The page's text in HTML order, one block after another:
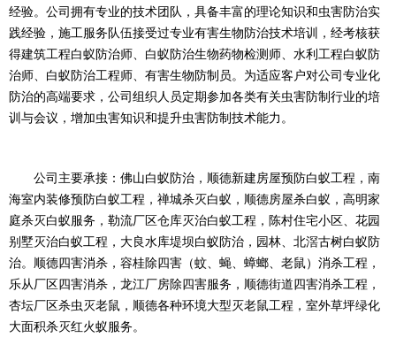
经验。公司拥有专业的技术团队，具备丰富的理论知识和虫害防治实
践经验，施工服务队伍接受过专业有害生物防治技术培训，经考核获
得建筑工程白蚁防治师、白蚁防治生物药物检测师、水利工程白蚁防
治师、白蚁防治工程师、有害生物防制员。为适应客户对公司专业化
防治的高端要求，公司组织人员定期参加各类有关虫害防制行业的培
训与会议，增加虫害知识和提升虫害防制技术能力。
公司主要承接：佛山白蚁防治，顺德新建房屋预防白蚁工程，南
海室内装修预防白蚁工程，禅城杀灭白蚁，顺德房屋杀白蚁，高明家
庭杀灭白蚁服务，勒流厂区仓库灭治白蚁工程，陈村住宅小区、花园
别墅灭治白蚁工程，大良水库堤坝白蚁防治，园林、北滘古树白蚁防
治。顺德四害消杀，容桂除四害（蚊、蝇、蟑螂、老鼠）消杀工程，
乐从厂区四害消杀，龙江厂房除四害服务，顺德街道四害消杀工程，
杏坛厂区杀虫灭老鼠，顺德各种环境大型灭老鼠工程，室外草坪绿化
大面积杀灭红火蚁服务。